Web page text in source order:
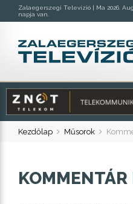
Zalaegerszegi Televízió | Ma 2026.
napja van.
Kezdőlap Műsorok